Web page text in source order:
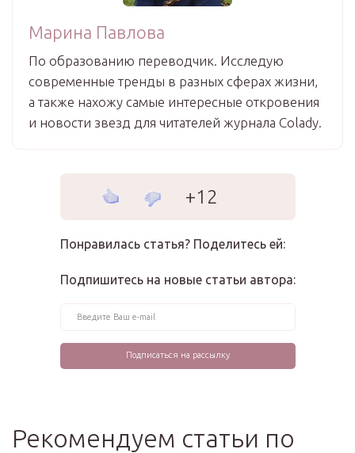
Марина Павлова
По образованию переводчик. Исследую
современные тренды в разных сферах жизни,
а также нахожу самые интересные откровения
и новости звезд для читателей журнала Colady.
+12
Понравилась статья? Поделитесь ей:
Подпишитесь на новые статьи автора:
Рекомендуем статьи по